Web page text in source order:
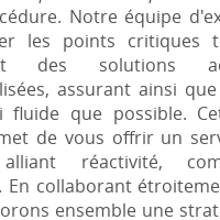
Notre équipe
les points critiques
des solutions
assurant ainsi
fluide que possible.
de vous offrir un
réactivité,
En collaborant
ensemble une